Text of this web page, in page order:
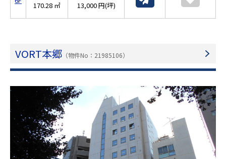
170.28 ㎡ 13,000 円(坪)
VORT本郷 （物件No：21985106）